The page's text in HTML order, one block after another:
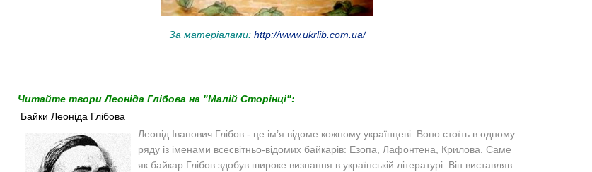
За матеріалами: http://www.ukrlib.com.ua/
Читайте твори Леоніда Глібова на "Малій Сторінці":
Байки Леоніда Глібова
Леонід Іванович Глібов - це ім’я відоме кожному українцеві. Воно стоїть в одному
ряду із іменами всесвітньо-відомих байкарів: Езопа, Лафонтена, Крилова. Саме
як байкар Глібов здобув широке визнання в українській літературі. Він виставляв